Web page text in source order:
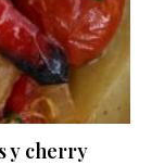
y cherry